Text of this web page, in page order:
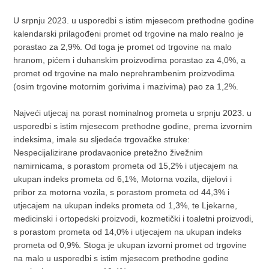
U srpnju 2023. u usporedbi s istim mjesecom prethodne godine
kalendarski prilagođeni promet od trgovine na malo realno je
porastao za 2,9%. Od toga je promet od trgovine na malo
hranom, pićem i duhanskim proizvodima porastao za 4,0%, a
promet od trgovine na malo neprehrambenim proizvodima
(osim trgovine motornim gorivima i mazivima) pao za 1,2%.
Najveći utjecaj na porast nominalnog prometa u srpnju 2023. u
usporedbi s istim mjesecom prethodne godine, prema izvornim
indeksima, imale su sljedeće trgovačke struke:
Nespecijalizirane prodavaonice pretežno živežnim
namirnicama, s porastom prometa od 15,2% i utjecajem na
ukupan indeks prometa od 6,1%, Motorna vozila, dijelovi i
pribor za motorna vozila, s porastom prometa od 44,3% i
utjecajem na ukupan indeks prometa od 1,3%, te Ljekarne,
medicinski i ortopedski proizvodi, kozmetički i toaletni proizvodi,
s porastom prometa od 14,0% i utjecajem na ukupan indeks
prometa od 0,9%. Stoga je ukupan izvorni promet od trgovine
na malo u usporedbi s istim mjesecom prethodne godine